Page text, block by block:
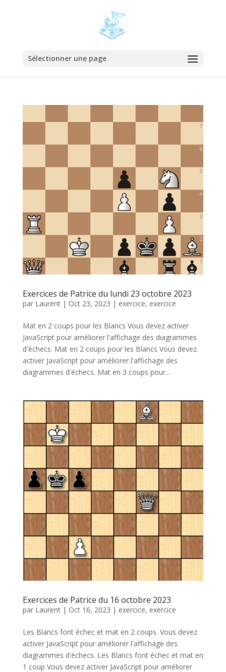
Sélectionner une page
Exercices de Patrice du lundi 23 octobre 2023
par Laurent| Oct 23, 2023 | exercice, exercice
Mat en 2 coups pour les Blancs Vous devez activer
JavaScript pour améliorer l'affichage des diagrammes
d'échecs. Mat en 2 coups pour les Blancs Vous devez
activer JavaScript pour améliorer l'affichage des
diagrammes d'échecs. Mat en 3 coups pour...
Exercices de Patrice du 16 octobre 2023
par Laurent| Oct 16, 2023 | exercice, exercice
Les Blancs font échec et mat en 2 coups. Vous devez
activer JavaScript pour améliorer l'affichage des
diagrammes d'échecs. Les Blancs font échec et mat en
1 coup Vous devez activer JavaScript pour améliorer